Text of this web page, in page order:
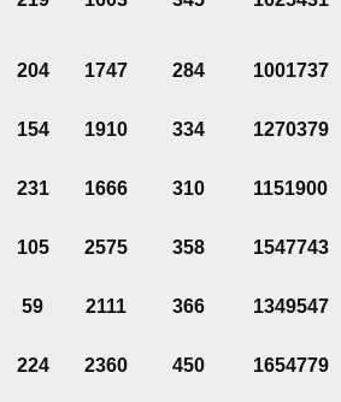
204 1747 284 1001737
154 1910 334 1270379
231 1666 310 1151900
105 2575 358 1547743
59 2111 366 1349547
224 2360 450 1654779